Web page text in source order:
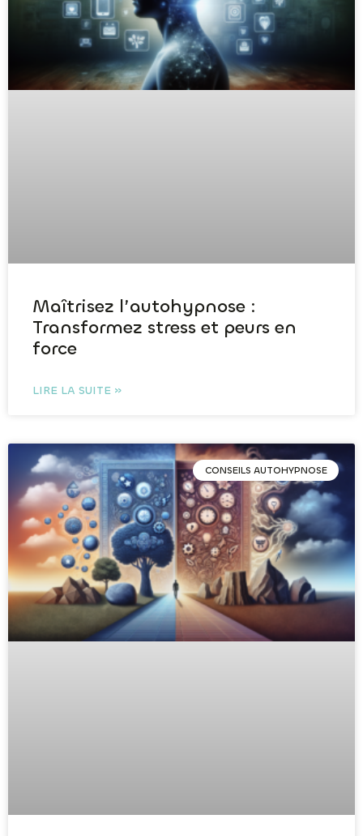
Maîtrisez l’autohypnose :
Transformez stress et peurs en
force
LIRE LA SUITE »
CONSEILS AUTOHYPNOSE